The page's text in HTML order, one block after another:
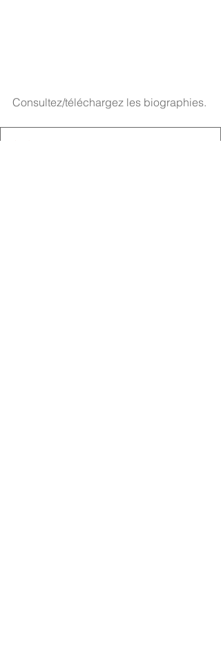
Consultez/téléchargez les biographies.